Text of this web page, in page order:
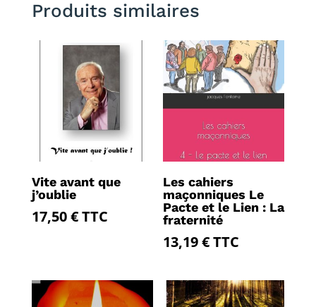
Produits similaires
Vite avant que
j’oublie
17,50€TTC
Les cahiers
maçonniques Le
Pacte et le Lien : La
fraternité
13,19€TTC